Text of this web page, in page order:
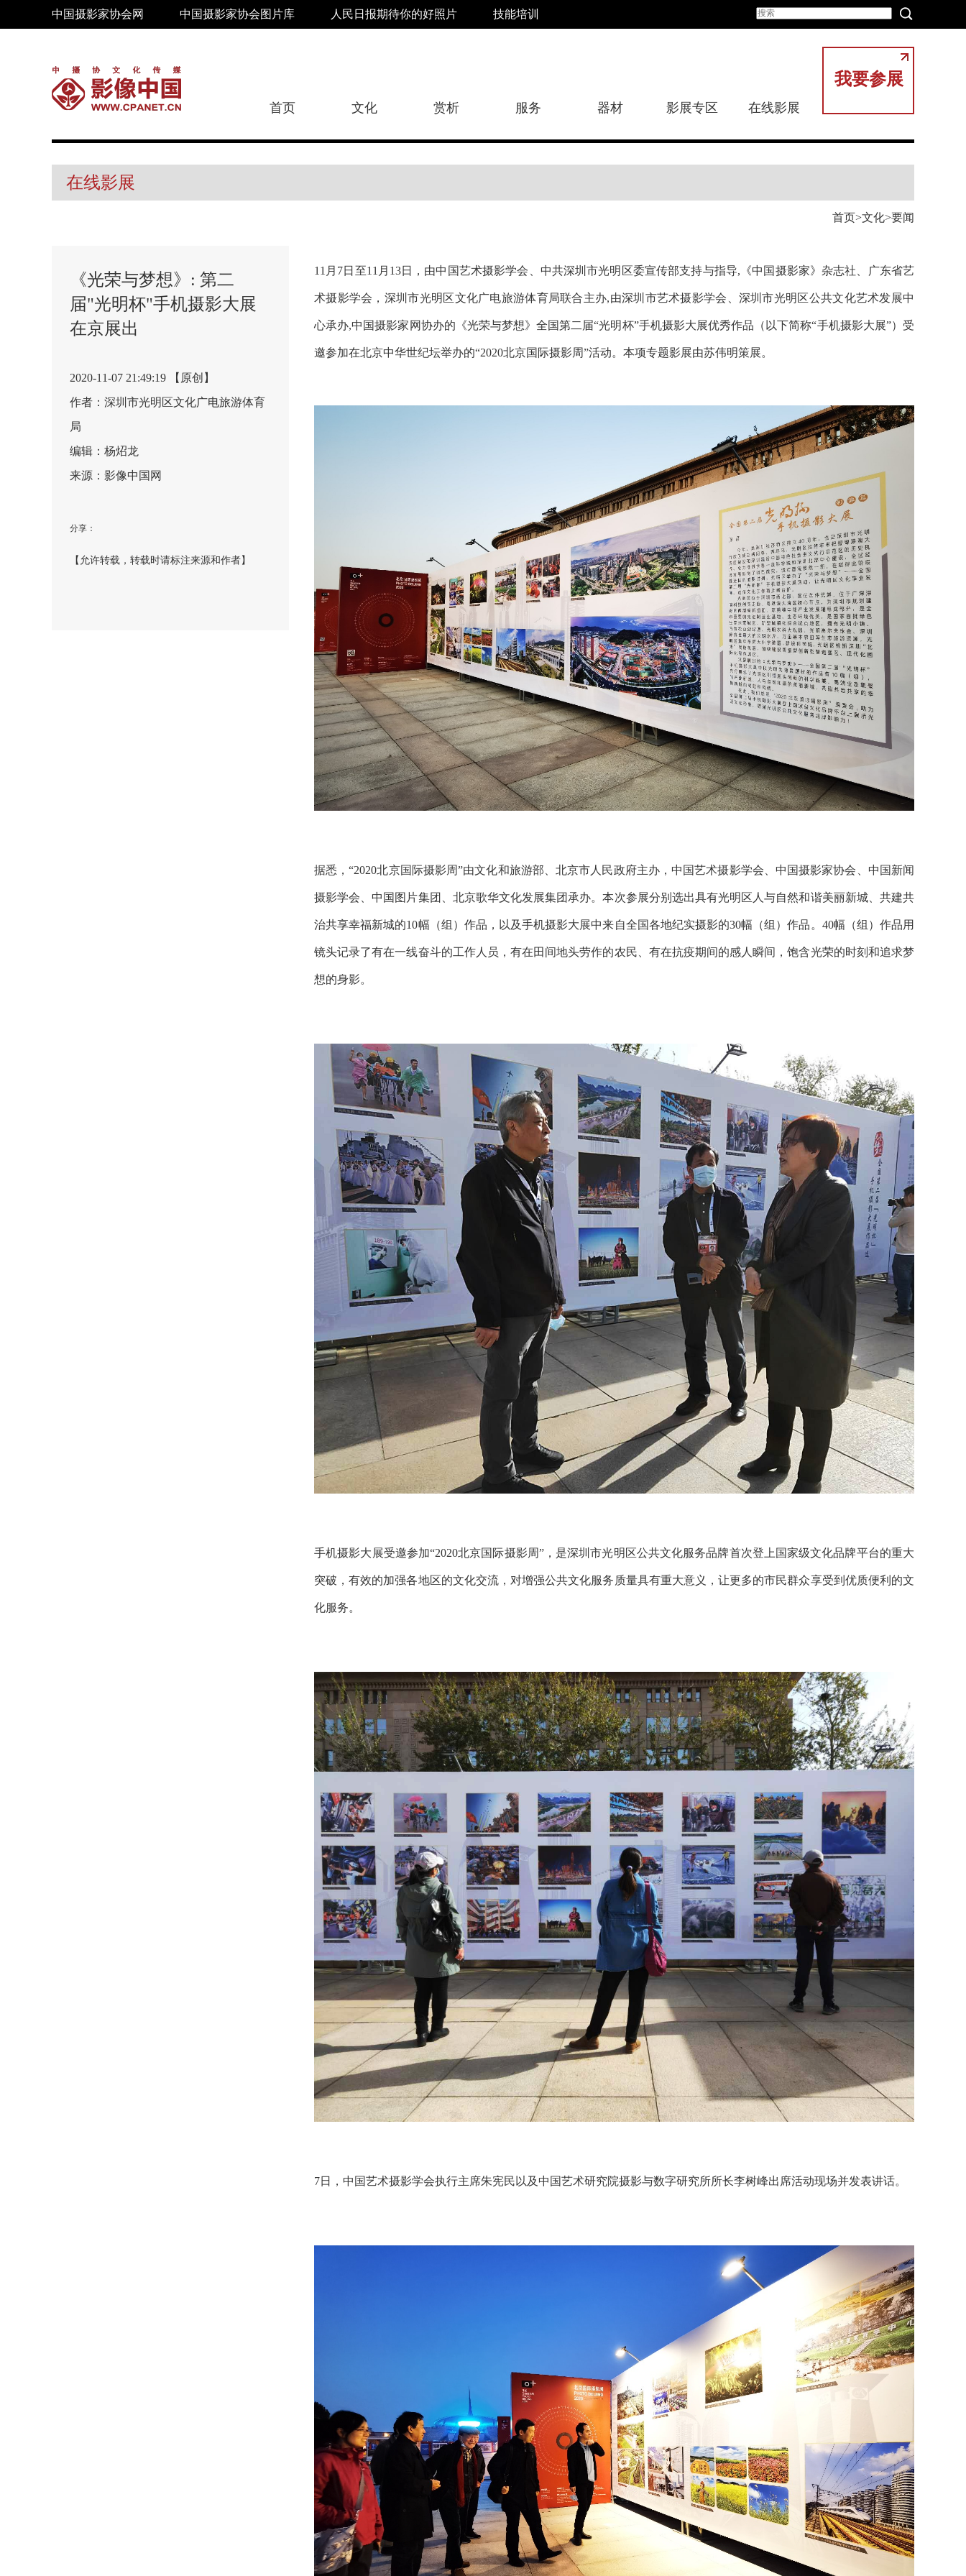
中国摄影家协会网 中国摄影家协会图片库 人民日报期待你的好照片 技能培训
我要参展
首页 文化 赏析 服务 器材 影展专区 在线影展
在线影展
首页 文化 要闻
《光荣与梦想》: 第二
届"光明杯"手机摄影大展
在京展出
2020-11-07 21:49:19 【原创】
作者：深圳市光明区文化广电旅游体育
局
编辑：杨炤龙
来源：影像中国网
分享：
【允许转载，转载时请标注来源和作者】
11月7日至11月13日，由中国艺术摄影学会、中共深圳市光明区委宣传部支持与指导,《中国摄影家》杂志社、广东省艺
术摄影学会，深圳市光明区文化广电旅游体育局联合主办,由深圳市艺术摄影学会、深圳市光明区公共文化艺术发展中
心承办,中国摄影家网协办的《光荣与梦想》全国第二届“光明杯”手机摄影大展优秀作品（以下简称“手机摄影大展”）受
邀参加在北京中华世纪坛举办的“2020北京国际摄影周”活动。本项专题影展由苏伟明策展。
据悉，“2020北京国际摄影周”由文化和旅游部、北京市人民政府主办，中国艺术摄影学会、中国摄影家协会、中国新闻
摄影学会、中国图片集团、北京歌华文化发展集团承办。本次参展分别选出具有光明区人与自然和谐美丽新城、共建共
治共享幸福新城的10幅（组）作品，以及手机摄影大展中来自全国各地纪实摄影的30幅（组）作品。40幅（组）作品用
镜头记录了有在一线奋斗的工作人员，有在田间地头劳作的农民、有在抗疫期间的感人瞬间，饱含光荣的时刻和追求梦
想的身影。
手机摄影大展受邀参加“2020北京国际摄影周”，是深圳市光明区公共文化服务品牌首次登上国家级文化品牌平台的重大
突破，有效的加强各地区的文化交流，对增强公共文化服务质量具有重大意义，让更多的市民群众享受到优质便利的文
化服务。
7日，中国艺术摄影学会执行主席朱宪民以及中国艺术研究院摄影与数字研究所所长李树峰出席活动现场并发表讲话。